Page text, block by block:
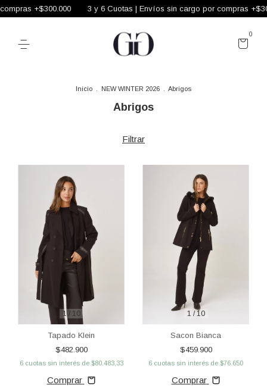
+$300.000 3 y 6 Cuotas | Envíos sin cargo por compras
0
Inicio NEW WINTER 2026 Abrigos
Abrigos
Filtrar
1/ 10
Tapado Klein
$482.900
6 cuotas sin interés de $80.483,33
Comprar
1 /10
Sacon Bianca
$459.900
6 cuotas sin interés de $76.650
Comprar